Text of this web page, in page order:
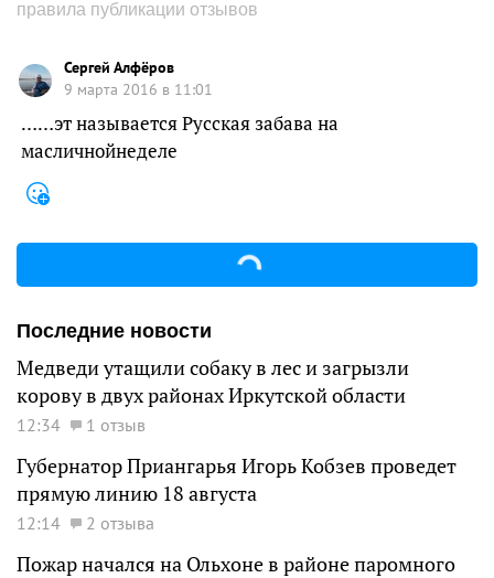
правила публикации отзывов
Сергей Алфёров
9 марта 2016 в 11:01
……эт называется Русская забава на
масличнойнеделе
Последние новости
Медведи утащили собаку в лес и загрызли
корову в двух районах Иркутской области
12:34 1 отзыв
Губернатор Приангарья Игорь Кобзев проведет
прямую линию 18 августа
12:14 2 отзыва
Пожар начался на Ольхоне в районе паромного